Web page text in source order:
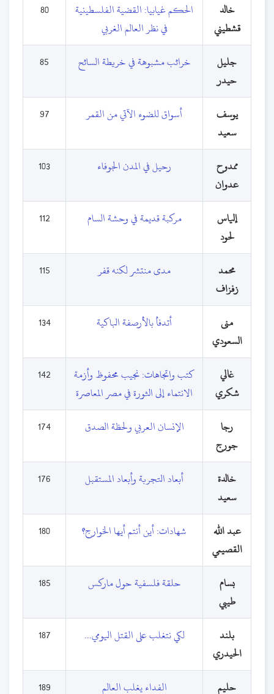
خالد
قشطيني
الحكم غيابيا: القضية الفلسطينية
في نظر العالم الغربي
80
جليل
حيدر
خرائب مشبوهة في خريطة السائح 85
يوسف
سعيد
أسواق للضوء الآتي من القمر 97
ممدوح
عدوان
رحيل في المدن الجوفاء 103
إلياس
لحود
مركبة قديمة في وحشة السام 112
محمد
زفزاف
مدى منتشر لكنه قفر 115
منى
السعودي
أتدفأ بالأرصفة الباكية 134
غالي
شكري
كتب واتجاهات: نجيب محفوظ وأزمة
الانتماء إلى الثورة في مصر المعاصرة
142
رجا
جورج
الإنسان العربي ولحظة الصدق 174
خالدة
سعيد
أبعاد التجربة وأبعاد المستقبل 176
عبد الله
القصيمي
شهادات: أين أنتم أيها الخوارج؟ 180
بسام
طيبي
حلقة فلسفية حول ماركس 185
بلند
الحيدري
لكي نتغلب على القتل اليومي... 187
حليم الفداء يغلب العالم 189